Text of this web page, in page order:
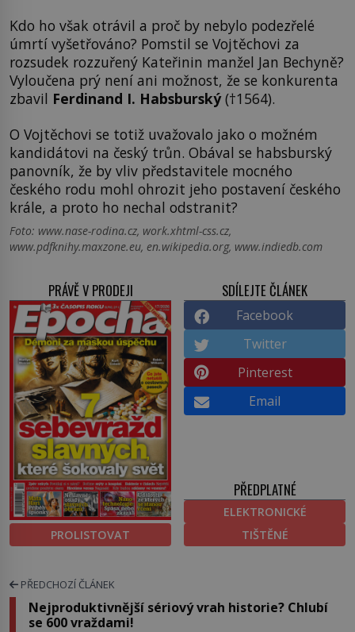
Kdo ho však otrávil a proč by nebylo podezřelé
úmrtí vyšetřováno? Pomstil se Vojtěchovi za
rozsudek rozzuřený Kateřinin manžel Jan Bechyně?
Vyloučena prý není ani možnost, že se konkurenta
zbavil Ferdinand I. Habsburský(†1564).
O Vojtěchovi se totiž uvažovalo jako o možném
kandidátovi na český trůn. Obával se habsburský
panovník, že by vliv představitele mocného
českého rodu mohl ohrozit jeho postavení českého
krále, a proto ho nechal odstranit?
Foto: www.nase-rodina.cz, work.xhtml-css.cz,
www.pdfknihy.maxzone.eu, en.wikipedia.org, www.indiedb.com
PRÁVĚ V PRODEJI
PROLISTOVAT
SDÍLEJTE ČLÁNEK
Facebook
Twitter
Pinterest
Email
PŘEDPLATNÉ
ELEKTRONICKÉ
TIŠTĚNÉ
PŘEDCHOZÍ ČLÁNEK
Nejproduktivnější sériový vrah historie? Chlubí
se 600 vraždami!